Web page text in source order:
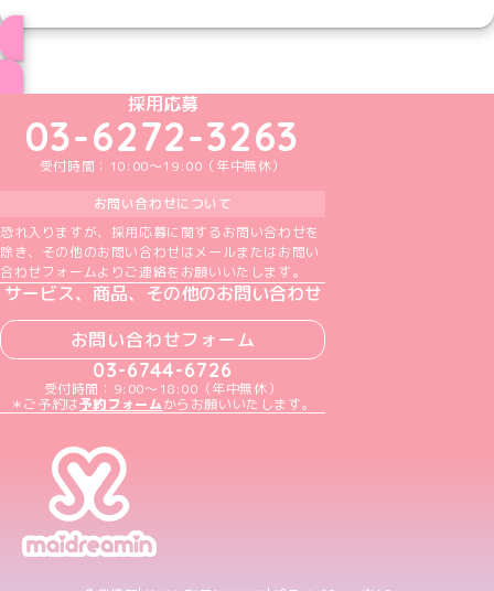
めいどりーみんTikTok公式アカウント
めいどりーみんX公式アカウント
めいどりーみんInstagram公式アカウント
めいどりーみんFacebook公式アカウン
めいどりーみんYouTube公式アカ
採用応募
03-6272-3263
受付時間：10:00～19:00（年中無休）
お問い合わせについて
恐れ入りますが、採用応募に関するお問い合わせを
除き、その他のお問い合わせはメールまたはお問い
合わせフォームよりご連絡をお願いいたします。
サービス、商品、その他のお問い合わせ
お問い合わせフォーム
03-6744-6726
受付時間：9:00～18:00（年中無休）
＊ご予約は予約フォームからお願いいたします。